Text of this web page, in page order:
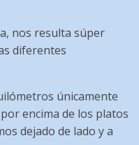
nos resulta súper
diferentes
únicamente
encima de los platos
dejado de lado y a